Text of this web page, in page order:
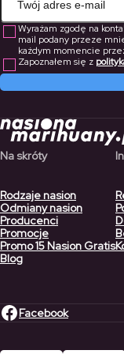
Wyrażam zgodę na
mail podany przeze
każdym momencie
Zapoznałem się z
Na skróty
Rodzaje nasion
Odmiany nasion
Producenci
Promocje
Promo 15 Nasion Gratis
Blog
Facebook